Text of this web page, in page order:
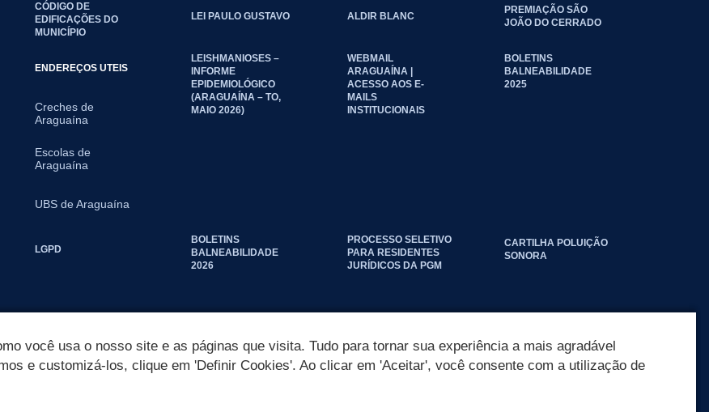
CÓDIGO DE
EDIFICAÇÕES DO
MUNICÍPIO
LEI PAULO GUSTAVO ALDIR BLANC
PREMIAÇÃO SÃO
JOÃO DO CERRADO
ENDEREÇOS UTEIS
Creches de
Araguaína
Escolas de
Araguaína
UBS de Araguaína
LEISHMANIOSES –
INFORME
EPIDEMIOLÓGICO
(ARAGUAÍNA – TO,
MAIO 2026)
WEBMAIL
ARAGUAÍNA |
ACESSO AOS E-
MAILS
INSTITUCIONAIS
BOLETINS
BALNEABILIDADE
2025
LGPD
BOLETINS
BALNEABILIDADE
2026
PROCESSO SELETIVO
PARA RESIDENTES
JURÍDICOS DA PGM
CARTILHA POLUIÇÃO
SONORA
você usa o nosso site e as páginas que visita. Tudo para tornar sua experiência a mais agradável
e customizá-los, clique em 'Definir Cookies'. Ao clicar em 'Aceitar', você consente com a utilização de